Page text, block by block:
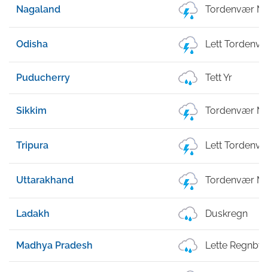
Nagaland Tordenvær
Odisha Lett
Puducherry Tett Yr
Sikkim Tordenvær
Tripura Lett
Uttarakhand Tordenvær
Ladakh Duskregn
Madhya Pradesh Lette